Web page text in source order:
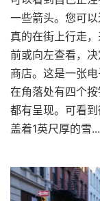
一些箭头。您可
真的在街上行走
前或向左查看，
商店。这是一张
在角落处有四个
都有呈现。可看
盖着1英尺厚的雪